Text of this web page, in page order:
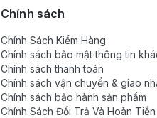
Chính sách
Chính Sách Kiểm Hàng
Chính sách bảo mật thông tin
Chính sách thanh toán
Chính sách vận chuyển & giao
Chính sách bảo hành sản phẩm
Chính Sách Đổi Trả Và Hoàn Tiền